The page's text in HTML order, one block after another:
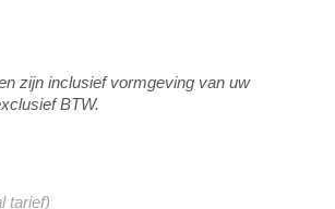
tarief)
zijn inclusief vormgeving van uw
BTW.